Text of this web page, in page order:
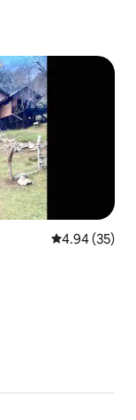
レビュー35
4.94 (35)